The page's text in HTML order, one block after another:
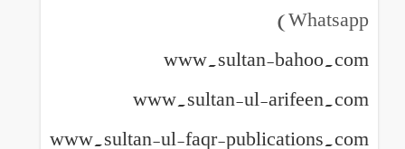
Whatsapp)
www.sultan-bahoo.com
www.sultan-ul-arifeen.com
www.sultan-ul-faqr-publications.com